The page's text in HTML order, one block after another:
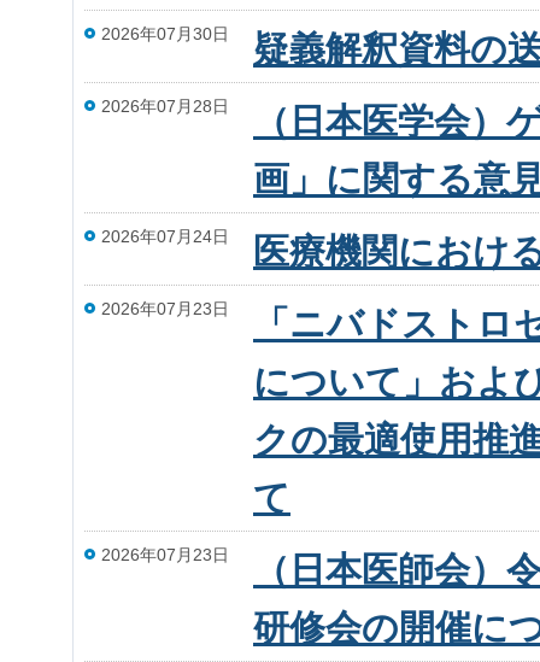
2026年07月30日 疑義解釈資料の
2026年07月28日
（日本医学会）
画」に関する意
2026年07月24日 医療機関におけ
2026年07月23日
「ニバドストロ
について」およ
クの最適使用推
て
2026年07月23日
（日本医師会
研修会の開催に